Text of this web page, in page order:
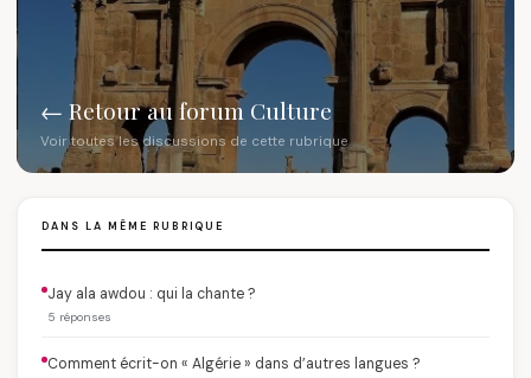
← Retour au forum Culture
Voir toutes les discussions de cette rubrique
DANS LA MÊME RUBRIQUE
Jay ala awdou : qui la chante ?
5 réponses
Comment écrit-on « Algérie » dans d’autres langues ?